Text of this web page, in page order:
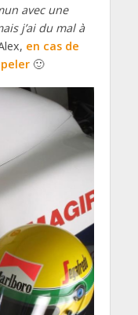
avec une
j’ai du mal à
en cas de
🙂